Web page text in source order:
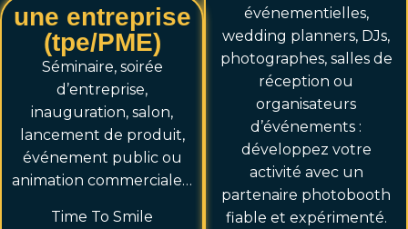
une entreprise
(tpe/PME)
Séminaire, soirée
d’entreprise,
inauguration, salon,
lancement de produit,
événement public ou
animation commerciale…
Time To Smile
événementielles,
wedding planners, DJs,
photographes, salles de
réception ou
organisateurs
d’événements :
développez votre
activité avec un
partenaire photobooth
fiable et expérimenté.